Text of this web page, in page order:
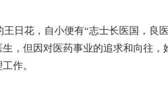
花，自小便有“志士长医国，良
，但因对医药事业的追求和向往
作。